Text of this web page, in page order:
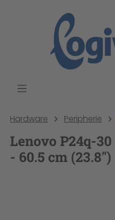
Hardware Peripherie
Lenovo P24q-
- 60.5 cm (23.8")